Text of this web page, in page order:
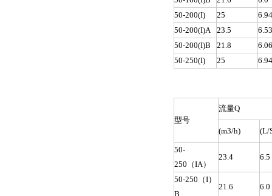
50-200(I)
25
50-200(I)A
23.5
50-200(I)B
21.8
50-250(I)
25
型号
流量Q
(m3/h) (L/
50-
250（IA）
23.4 6.5
50-250（I）
B
21.6 6.0